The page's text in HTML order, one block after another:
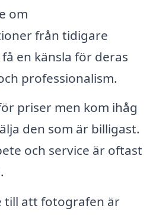
om
från tidigare
en känsla för deras
professionalism.
priser men kom ihåg
den som är billigast.
och service är oftast
till att fotografen är